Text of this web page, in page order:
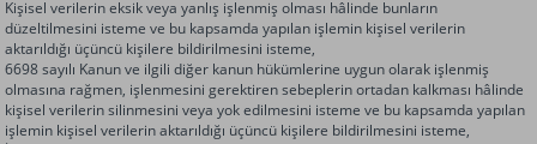
Kişisel verilerin eksik veya yanlış işlenmiş olması hâlinde bunların
düzeltilmesini isteme ve bu kapsamda yapılan işlemin kişisel verilerin
aktarıldığı üçüncü kişilere bildirilmesini isteme,
6698 sayılı Kanun ve ilgili diğer kanun hükümlerine uygun olarak işlenmiş
olmasına rağmen, işlenmesini gerektiren sebeplerin ortadan kalkması hâlinde
kişisel verilerin silinmesini veya yok edilmesini isteme ve bu kapsamda yapılan
işlemin kişisel verilerin aktarıldığı üçüncü kişilere bildirilmesini isteme,